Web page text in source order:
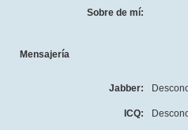
Sobre de mí:
Mensajería
Jabber:
ICQ: